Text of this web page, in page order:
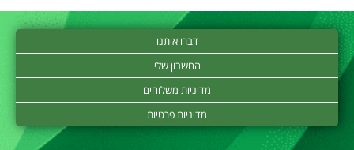
דברו איתנו
החשבון שלי
מדיניות משלוחים
מדיניות פרטיות